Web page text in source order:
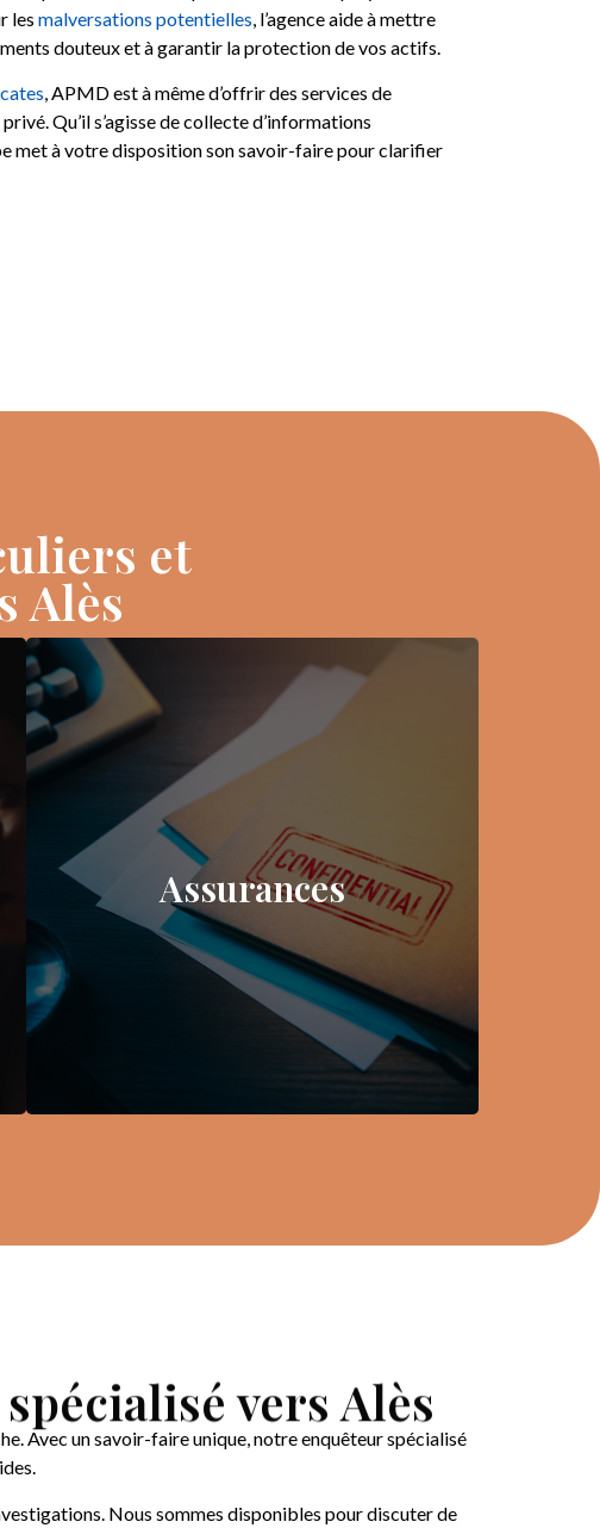
les malversations potentielles, l’agence aide à mettre
douteux et à garantir la protection de vos actifs.
, APMD est à même d’offrir des services de
Qu’il s’agisse de collecte d’informations
met à votre disposition son savoir-faire pour clarifier
et
Alès
Assurances
vers Alès
Avec un savoir-faire unique, notre enquêteur spécialisé
Nous sommes disponibles pour discuter de